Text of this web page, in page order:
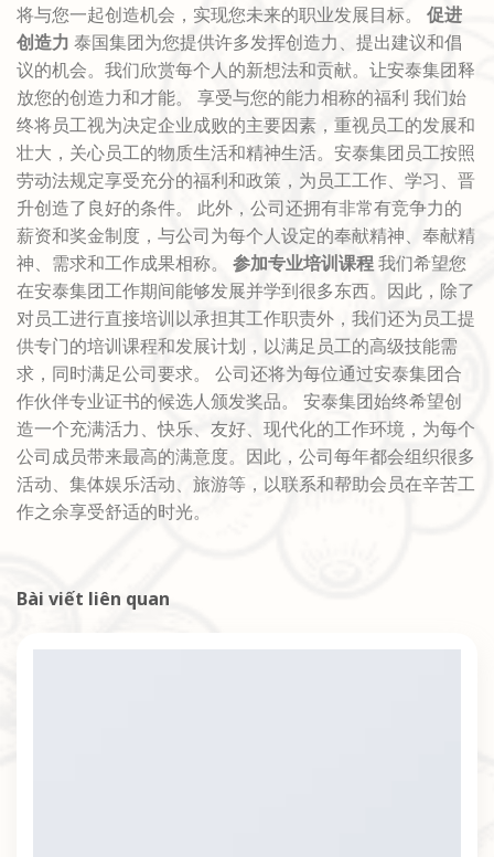
将与您一起创造机会，实现您未来的职业发展目标。 促进
创造力 泰国集团为您提供许多发挥创造力、提出建议和倡
议的机会。我们欣赏每个人的新想法和贡献。让安泰集团释
放您的创造力和才能。 享受与您的能力相称的福利 我们始
终将员工视为决定企业成败的主要因素，重视员工的发展和
壮大，关心员工的物质生活和精神生活。安泰集团员工按照
劳动法规定享受充分的福利和政策，为员工工作、学习、晋
升创造了良好的条件。 此外，公司还拥有非常有竞争力的
薪资和奖金制度，与公司为每个人设定的奉献精神、奉献精
神、需求和工作成果相称。 参加专业培训课程我们希望您
在安泰集团工作期间能够发展并学到很多东西。因此，除了
对员工进行直接培训以承担其工作职责外，我们还为员工提
供专门的培训课程和发展计划，以满足员工的高级技能需
求，同时满足公司要求。 公司还将为每位通过安泰集团合
作伙伴专业证书的候选人颁发奖品。 安泰集团始终希望创
造一个充满活力、快乐、友好、现代化的工作环境，为每个
公司成员带来最高的满意度。因此，公司每年都会组织很多
活动、集体娱乐活动、旅游等，以联系和帮助会员在辛苦工
作之余享受舒适的时光。
Bài viết liên quan